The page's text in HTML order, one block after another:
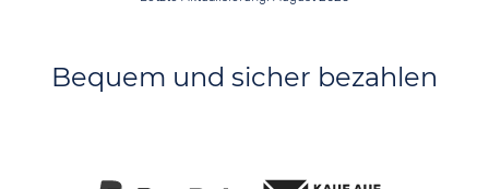
Bequem und sicher bezahlen